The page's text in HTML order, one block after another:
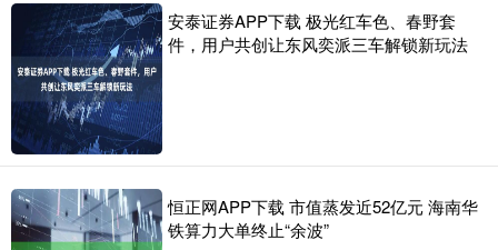
安泰证券APP下载 极光红车色、春野套
件，用户共创让东风奕派三车解锁新玩法
恒正网APP下载 市值蒸发近52亿元 海南华
铁算力大单终止“余波”